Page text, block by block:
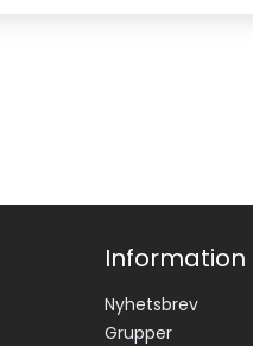
Information
Nyhetsbrev
Grupper